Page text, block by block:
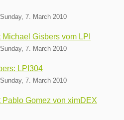
Sunday, 7. March 2010
Gisbers vom LPI
Sunday, 7. March 2010
LPI304
Sunday, 7. March 2010
Gomez von ximDEX